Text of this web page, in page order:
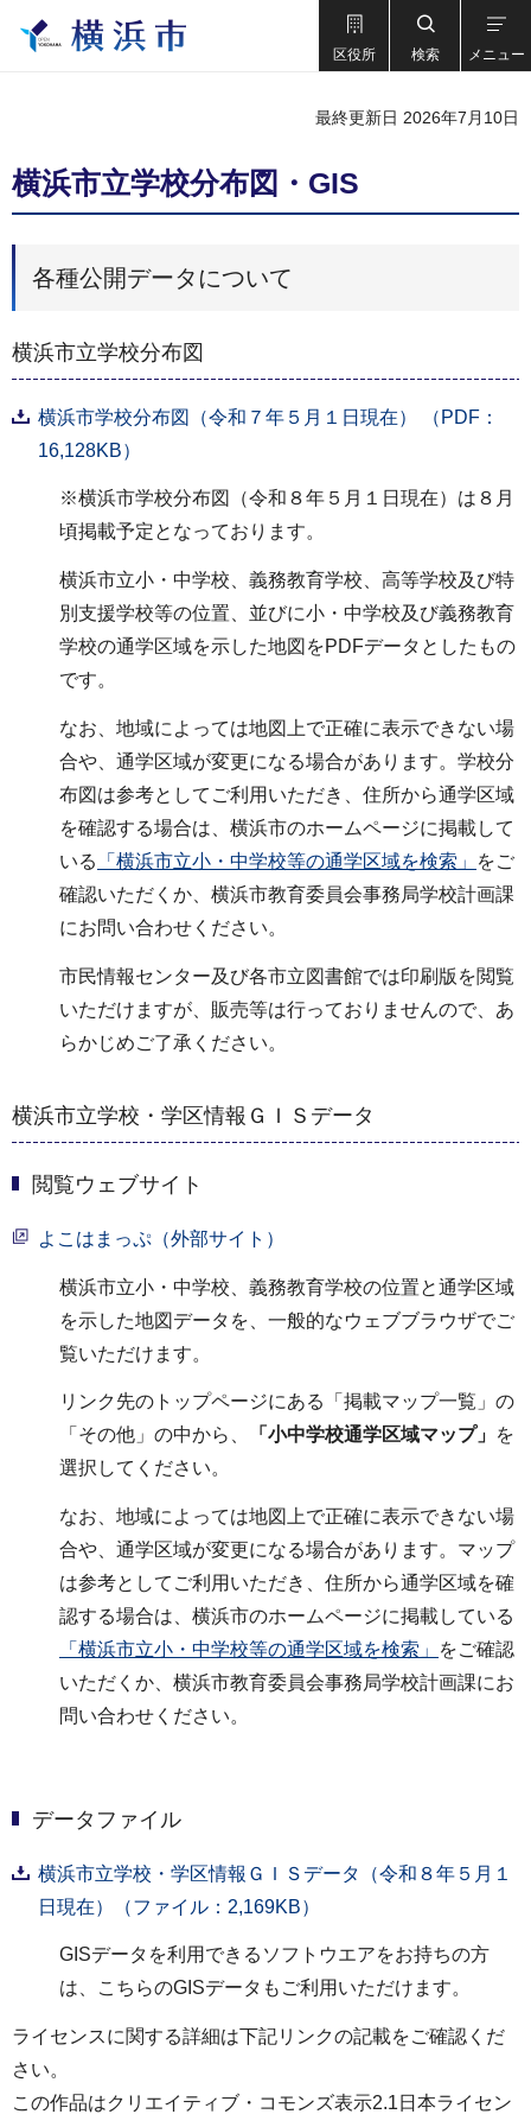
区役所 検索 メニュー
最終更新日 2026年7月10日
横浜市立学校分布図・GIS
各種公開データについて
横浜市立学校分布図
横浜市学校分布図（令和７年５月１日現在） （PDF：
16,128KB）
※横浜市学校分布図（令和８年５月１日現在）は８月
頃掲載予定となっております。
横浜市立小・中学校、義務教育学校、高等学校及び特
別支援学校等の位置、並びに小・中学校及び義務教育
学校の通学区域を示した地図をPDFデータとしたもの
です。
なお、地域によっては地図上で正確に表示できない場
合や、通学区域が変更になる場合があります。学校分
布図は参考としてご利用いただき、住所から通学区域
を確認する場合は、横浜市のホームページに掲載して
いる
「横浜市立小・中学校等の通学区域を検索」
をご
確認いただくか、横浜市教育委員会事務局学校計画課
にお問い合わせください。
市民情報センター及び各市立図書館では印刷版を閲覧
いただけますが、販売等は行っておりませんので、あ
らかじめご了承ください。
横浜市立学校・学区情報ＧＩＳデータ
閲覧ウェブサイト
よこはまっぷ（外部サイト）
横浜市立小・中学校、義務教育学校の位置と通学区域
を示した地図データを、一般的なウェブブラウザでご
覧いただけます。
リンク先のトップページにある「掲載マップ一覧」の
「その他」の中から、
「小中学校通学区域マップ」 を
選択してください。
なお、地域によっては地図上で正確に表示できない場
合や、通学区域が変更になる場合があります。マップ
は参考としてご利用いただき、住所から通学区域を確
認する場合は、横浜市のホームページに掲載している
「横浜市立小・中学校等の通学区域を検索」
をご確認
いただくか、横浜市教育委員会事務局学校計画課にお
問い合わせください。
データファイル
横浜市立学校・学区情報ＧＩＳデータ（令和８年５月１
日現在）（ファイル：2,169KB）
GISデータを利用できるソフトウエアをお持ちの方
は、こちらのGISデータもご利用いただけます。
ライセンスに関する詳細は下記リンクの記載をご確認くだ
さい。
この作品はクリエイティブ・コモンズ表示2.1日本ライセン